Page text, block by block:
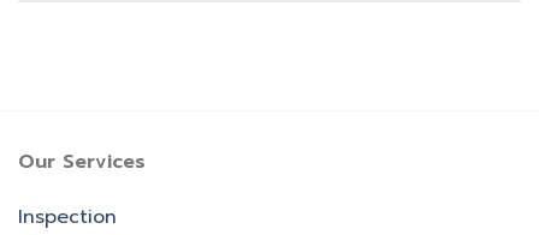
Our Services
Inspection